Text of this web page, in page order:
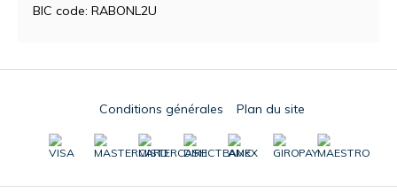
BIC code: RABONL2U
Conditions générales Plan du site